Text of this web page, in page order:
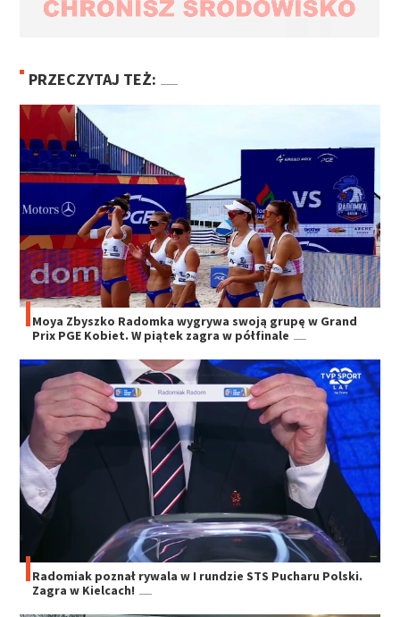
PRZECZYTAJ TEŻ:
Moya Zbyszko Radomka wygrywa swoją grupę w Grand
Prix PGE Kobiet. W piątek zagra w półfinale
Radomiak poznał rywala w I rundzie STS Pucharu Polski.
Zagra w Kielcach!